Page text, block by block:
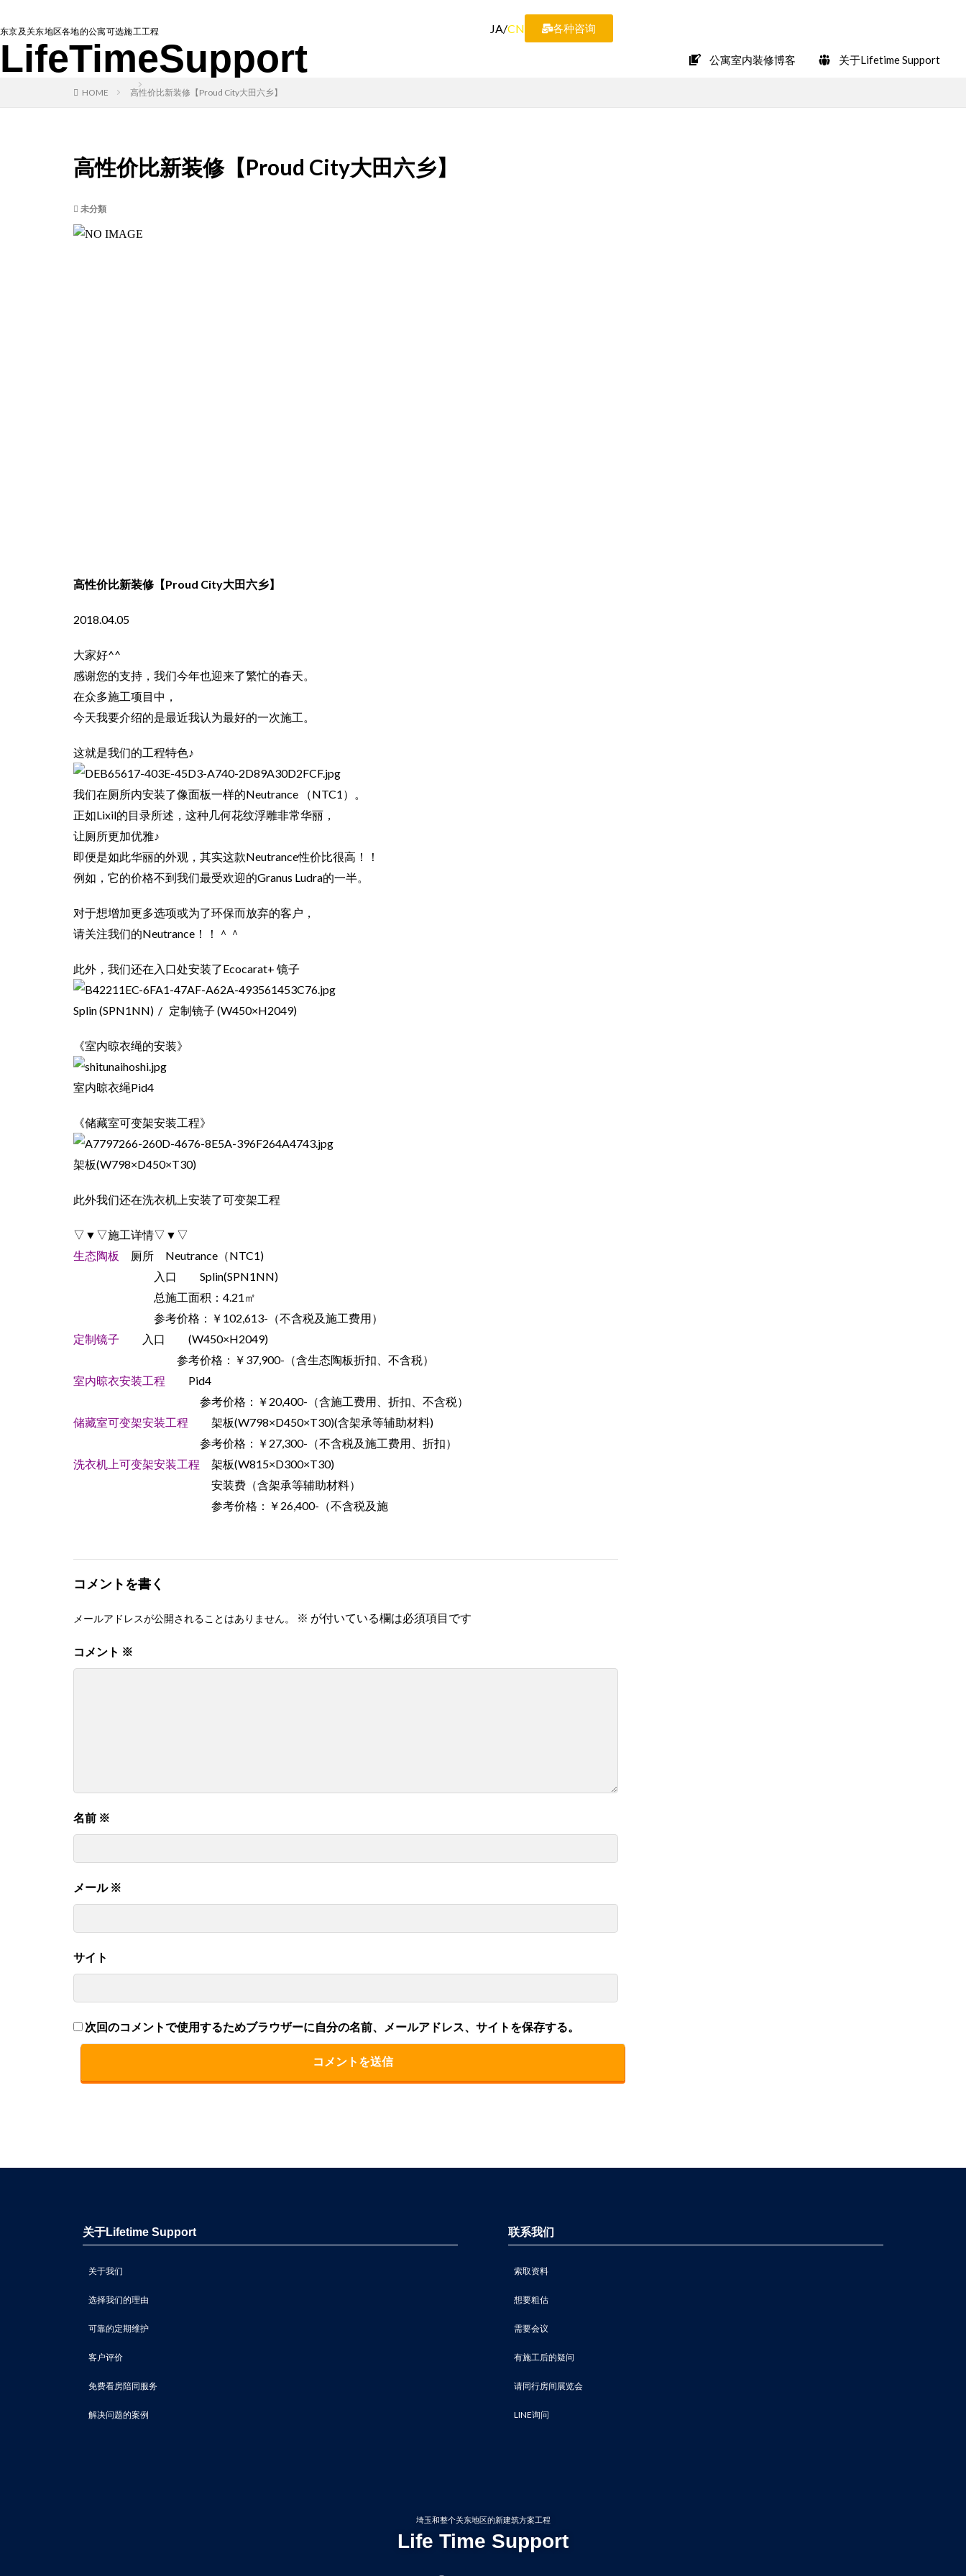
东京及关东地区各地的公寓可选施工工程
LifeTimeSupport
JA/CN 各种咨询
公寓室内装修博客 关于Lifetime Support
HOME 高性价比新装修【Proud City大田六乡】
高性价比新装修【Proud City大田六乡】
未分類
高性价比新装修【Proud City大田六乡】
2018.04.05
大家好^^
感谢您的支持，我们今年也迎来了繁忙的春天。
在众多施工项目中，
今天我要介绍的是最近我认为最好的一次施工。
这就是我们的工程特色♪
我们在厕所内安装了像面板一样的Neutrance （NTC1）。
正如Lixil的目录所述，这种几何花纹浮雕非常华丽，
让厕所更加优雅♪
即便是如此华丽的外观，其实这款Neutrance性价比很高！！
例如，它的价格不到我们最受欢迎的Granus Ludra的一半。
对于想增加更多选项或为了环保而放弃的客户，
请关注我们的Neutrance！！＾＾
此外，我们还在入口处安装了Ecocarat+ 镜子
Splin (SPN1NN) / 定制镜子 (W450×H2049)
《室内晾衣绳的安装》
室内晾衣绳Pid4
《储藏室可变架安装工程》
架板(W798×D450×T30)
此外我们还在洗衣机上安装了可变架工程
▽▼▽施工详情▽▼▽
生态陶板
厕所 Neutrance（NTC1)
入口 Splin(SPN1NN)
总施工面积：4.21㎡
参考价格：￥102,613-（不含税及施工费用）
定制镜子 入口 (W450×H2049)
参考价格：￥37,900-（含生态陶板折扣、不含税）
室内晾衣安装工程 Pid4
参考价格：￥20,400-（含施工费用、折扣、不含税）
储藏室可变架安装工程 架板(W798×D450×T30)(含架承等辅助材料)
参考价格：￥27,300-（不含税及施工费用、折扣）
洗衣机上可变架安装工程 架板(W815×D300×T30)
安装费（含架承等辅助材料）
参考价格：￥26,400-（不含税及施
コメントを書く
メールアドレスが公開されることはありません。 ※ が付いている欄は必須項目です
コメント ※
名前 ※
メール ※
サイト
次回のコメントで使用するためブラウザーに自分の名前、メールアドレス、サイトを保存する。
关于Lifetime Support
关于我们
选择我们的理由
可靠的定期维护
客户评价
免费看房陪同服务
解决问题的案例
联系我们
索取资料
想要粗估
需要会议
有施工后的疑问
请同行房间展览会
LINE询问
埼玉和整个关东地区的新建筑方案工程
Life Time Support